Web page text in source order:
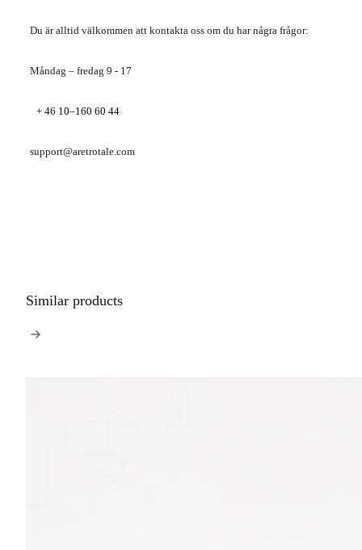
Du är alltid välkommen att kontakta oss om du har några frågor:
Måndag – fredag ​​9 - 17
+ 46 10–160 60 44
support@aretrotale.com
Similar products